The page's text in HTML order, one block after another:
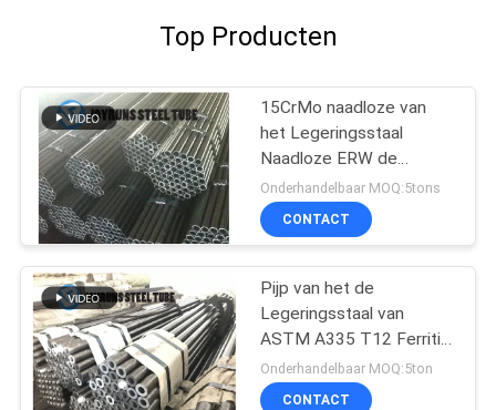
Top Producten
15CrMo naadloze van
het Legeringsstaal
Naadloze ERW de
Boilerbuizen van de de
Buisdin17175 Koude
Tekening
Onderhandelbaar MOQ:5tons
CONTACT
Pijp van het de
Legeringsstaal van
ASTM A335 T12 Ferritic,
Naadloos Koolstofstaal
Op hoge temperatuur
Onderhandelbaar MOQ:5ton
CONTACT